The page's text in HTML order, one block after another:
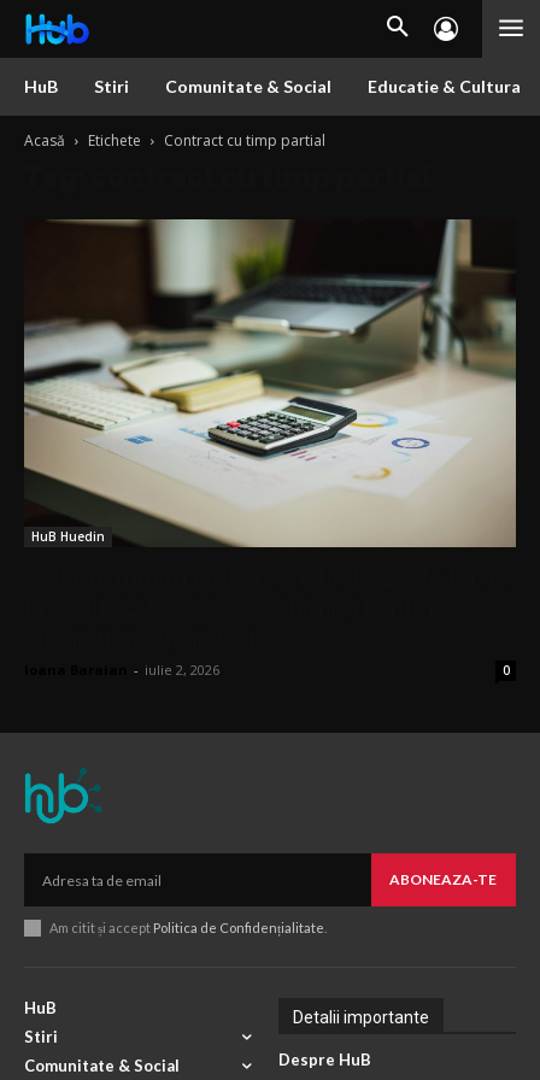
HuB Stiri Comunitate & Social Educatie & Cultura
Acasă Etichete Contract cu timp partial
HuB Huedin
- iulie 2, 2026 0
ABONEAZA-TE
Am citit și accept Politica de Confidențialitate
HuB
Stiri
Comunitate & Social
Detalii importante
Despre HuB